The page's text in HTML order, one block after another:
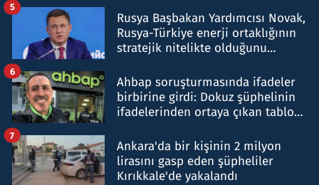
Rusya Başbakan Yardımcısı Novak,
Rusya-Türkiye enerji ortaklığının
stratejik nitelikte olduğunu
5
Ahbap soruşturmasında ifadeler
birbirine girdi: Dokuz şüphelinin
ifadelerinden ortaya çıkan tablo
6
Ankara'da bir kişinin 2 milyon
lirasını gasp eden şüpheliler
Kırıkkale'de yakalandı
7